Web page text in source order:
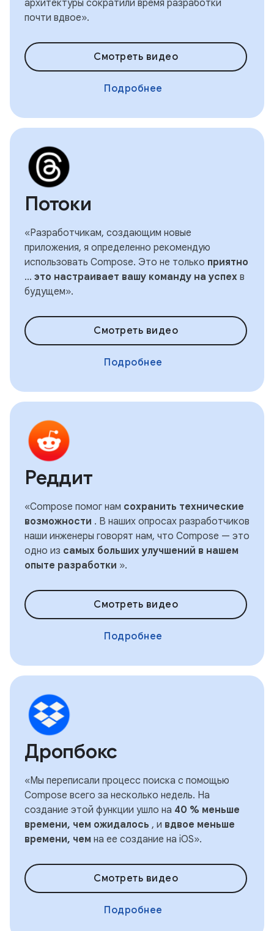
архитектуры сократили время разработки
почти вдвое».
Смотреть видео
Подробнее
Потоки
«Разработчикам, создающим новые
приложения, я определенно рекомендую
использовать Compose. Это не только приятно
… это настраивает вашу команду на успех в
будущем».
Смотреть видео
Подробнее
Реддит
«Compose помог нам сохранить технические
возможности . В наших опросах разработчиков
наши инженеры говорят нам, что Compose — это
одно из самых больших улучшений в нашем
опыте разработки ».
Смотреть видео
Подробнее
Дропбокс
«Мы переписали процесс поиска с помощью
Compose всего за несколько недель. На
создание этой функции ушло на 40 % меньше
времени, чем ожидалось , и вдвое меньше
времени, чем на ее создание на iOS».
Смотреть видео
Подробнее